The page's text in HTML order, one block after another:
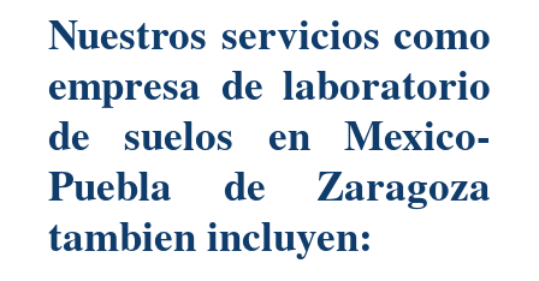
Nuestros servicios como
empresa de laboratorio
de suelos en Mexico-
Puebla de Zaragoza
tambien incluyen: